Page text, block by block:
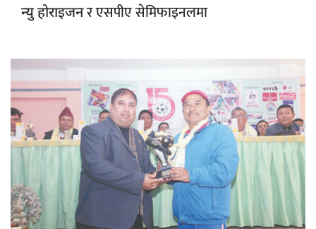
न्यु होराइजनर एसपीए सेमिफाइनलमा